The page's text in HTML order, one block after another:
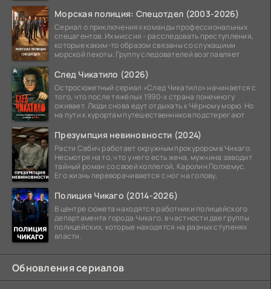
Морская полиция: Спецотдел (2003-2026)
Сериал о приключениях команды профессиональных
спецагентов. Их миссия - расследовать преступления,
которые каким-то образом связаны со служащими
морской пехоты. Группу следователей возглавляет
След Чикатило (2026)
Остросюжетный сериал «След Чикатило» начинается с
того, что после тяжёлых 1990-х страна понемногу
оживает. Люди снова едут отдыхать к Чёрному морю. Но
на пути к курортам путешественников подстерегают
Презумпция невиновности (2024)
Расти Сабич работает окружным прокурором в Чикаго.
Несмотря на то, что у него есть жена, мужчина заводит
тайный роман со своей коллегой, Каролин Полхемус.
Его жизнь переворачивается с ног на голову,
Полиция Чикаго (2014-2026)
В центре сюжета находятся работники полицейского
департамента города Чикаго, в частности две группы
полицейских, которые находятся на разных ступенях
власти.
Обновления сериалов